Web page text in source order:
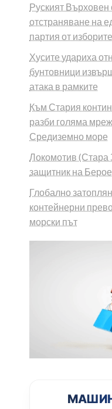
Руският Върховен
отстраняване на
партия от
Хусите удариха
бунтовници
атака в рамките
Към Стария
разби голяма
Средиземно море
Локомотив (Стара
защитник на Берое
Глобално
контейнерни
морски път